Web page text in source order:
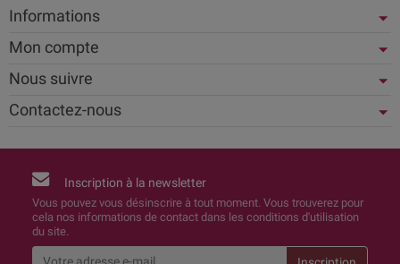
Informations
Mon compte
Nous suivre
Contactez-nous
Inscription à la newsletter
Vous pouvez vous désinscrire à tout moment. Vous trouverez pour
cela nos informations de contact dans les conditions d'utilisation
du site.